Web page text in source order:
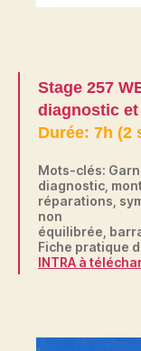
Stage 257
diagnostic
Durée: 7h (2
Mots-clés:
diagnostic,
réparations,
non
équilibrée,
Fiche pratique
INTRA à